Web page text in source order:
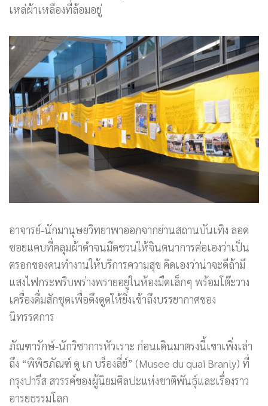
เหล่ผ้าเหลืองที่ล้อมอยู่
อาจารย์-นักมานุษยวิทยาพาออกจากย่านสถานบันเทิง ลอด
ซอยแคบที่คลุมผ้าดำจนมืดชวนให้จินตนาการต่อเองว่าเป็น
ตรอกของคนทำงานให้บริการความสุข คิดเองว่าน่าจะดีถ้ามี
แสงไฟกระพริบพร่างพรายอยู่ในห้องมืดเล็กๆ พร้อมโต๊ะวาง
เครื่องดื่มสักชุดเพื่อดึงดูดให้ยิ่งเข้าถึงบรรยากาศของ
นิทรรศการ
ภัณฑารักษ์-นักวิชาการหัวเราะ ก่อนเดินมาตรงนี้เขาเพิ่งเล่า
ถึง “พิพิธภัณฑ์ ดู เก บร็องลี่ย์” (Musee du quai Branly) ที่
กรุงปารีส สวรรค์ของผู้นิยมศิลปะแห่งชาติพันธุ์และเรื่องราว
อารยธรรมโลก